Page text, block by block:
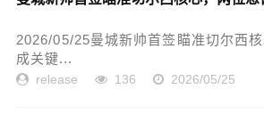
2026/05/25曼城新帅首签瞄准切尔西
成关键...
release 136 2026/05/25